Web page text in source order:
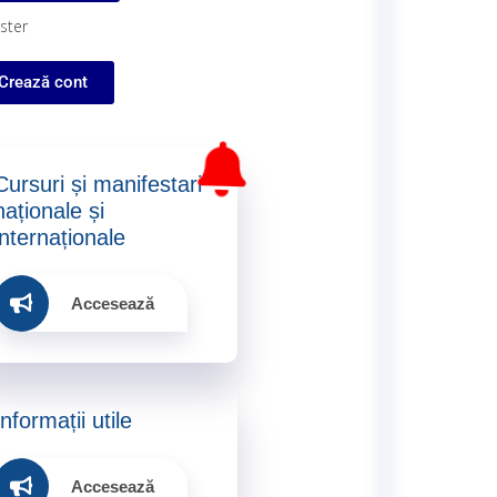
cont
și manifestari
și
Accesează
utile​
Accesează